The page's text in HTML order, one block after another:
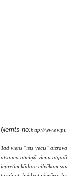
Ņemts no:http://
Tad viens "īsts vecis"
atsauca atmiņā vienu
iepretim kādam cilvēkam